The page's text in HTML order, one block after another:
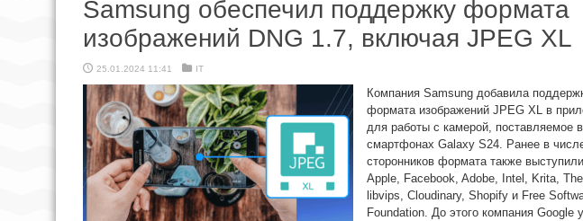
Samsung обеспечил поддержку формата
изображений DNG 1.7, включая JPEG XL
25.01.2024 11:41 IT
Компания Samsung добавила
формата изображений JPEG XL в
для работы с камерой, поставляемое в
смартфонах Galaxy S24. Ранее в
сторонников формата также
Apple, Facebook, Adobe, Intel, Krita,
libvips, Cloudinary, Shopify и Free
Foundation. До этого компания Google